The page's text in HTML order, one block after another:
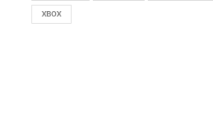
XBOX